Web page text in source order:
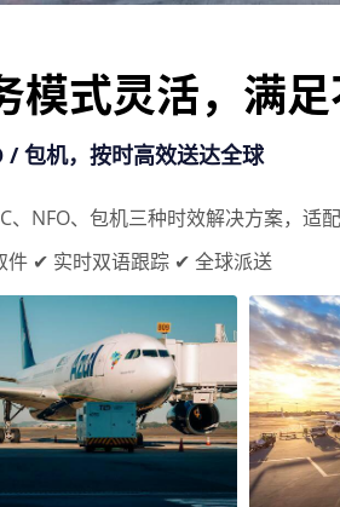
模式灵活，满
/ 包机，按时高效送达全球
、NFO、包机三种时效解决方案，适
件 ✔ 实时双语跟踪 ✔ 全球派送